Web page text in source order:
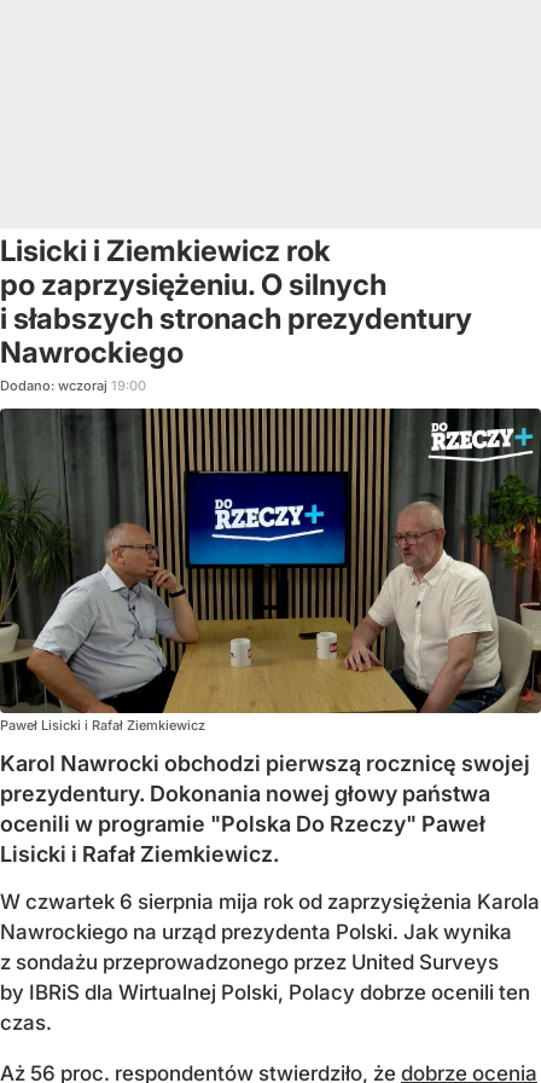
Lisicki i Ziemkiewicz rok
po zaprzysiężeniu. O silnych
i słabszych stronach prezydentury
Nawrockiego
Dodano: wczoraj 19:00
Paweł Lisicki i Rafał Ziemkiewicz
Karol Nawrocki obchodzi pierwszą rocznicę swojej
prezydentury. Dokonania nowej głowy państwa
ocenili w programie "Polska Do Rzeczy" Paweł
Lisicki i Rafał Ziemkiewicz.
W czwartek 6 sierpnia mija rok od zaprzysiężenia Karola
Nawrockiego na urząd prezydenta Polski. Jak wynika
z sondażu przeprowadzonego przez United Surveys
by IBRiS dla Wirtualnej Polski, Polacy dobrze ocenili ten
czas.
Aż 56 proc. respondentów stwierdziło, że dobrze ocenia